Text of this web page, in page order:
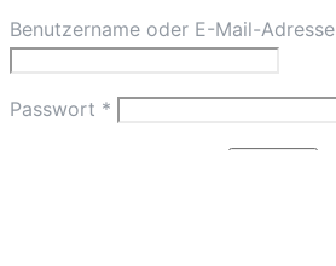
Benutzername oder E-Mail-Adresse
Passwort *